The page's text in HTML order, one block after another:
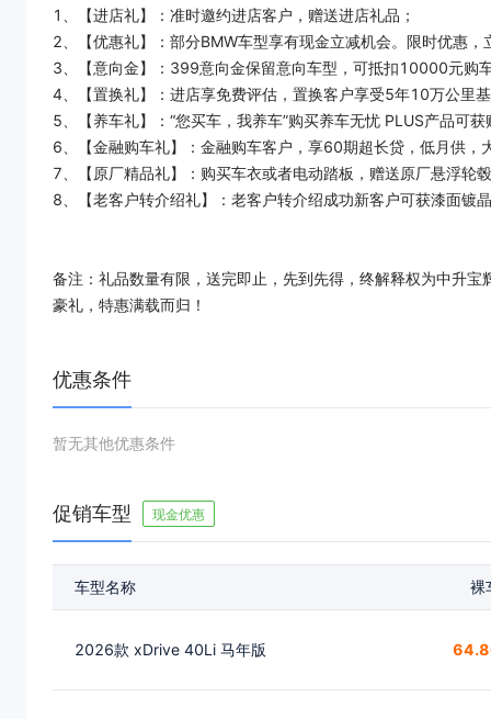
1、【进店礼】：准时邀约进店客户，赠送进店礼品；
2、【优惠礼】：部分BMW车型享有现金立减机会。限时优惠，
3、【意向金】：399意向金保留意向车型，可抵扣10000元购
4、【置换礼】：进店享免费评估，置换客户享受5年10万公里
5、【养车礼】：“您买车，我养车”购买养车无忧 PLUS产品可
6、【金融购车礼】：金融购车客户，享60期超长贷，低月供，
7、【原厂精品礼】：购买车衣或者电动踏板，赠送原厂悬浮轮
8、【老客户转介绍礼】：老客户转介绍成功新客户可获漆面镀
备注：礼品数量有限，送完即止，先到先得，终解释权为中升
豪礼，特惠满载而归！
优惠条件
暂无其他优惠条件
促销车型 现金优惠
车型名称 裸
2026款 xDrive 40Li 马年版